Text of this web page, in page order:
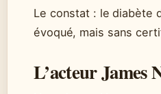
Le constat : le diabète
évoqué, mais sans
L’acteur James